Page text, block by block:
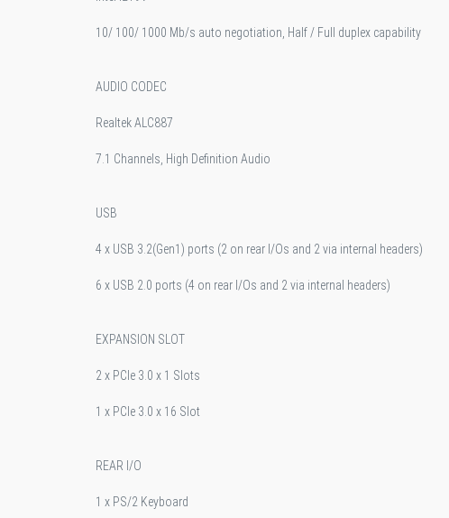
10/ 100/ 1000 Mb/s auto negotiation, Half / Full duplex capability
AUDIO CODEC
Realtek ALC887
7.1 Channels, High Definition Audio
USB
4 x USB 3.2(Gen1) ports (2 on rear I/Os and 2 via internal headers)
6 x USB 2.0 ports (4 on rear I/Os and 2 via internal headers)
EXPANSION SLOT
2 x PCIe 3.0 x 1 Slots
1 x PCIe 3.0 x 16 Slot
REAR I/O
1 x PS/2 Keyboard